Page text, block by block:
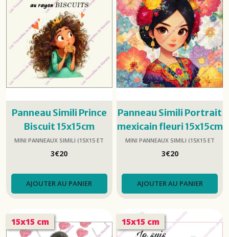
Panneau Simili Prince
Biscuit 15x15cm
MINI PANNEAUX SIMILI (15X15 ET
3€20
AJOUTER AU PANIER
Panneau Simili Portrait
mexicain fleuri 15x15cm
MINI PANNEAUX SIMILI (15X15 ET
3€20
AJOUTER AU PANIER
15x15 cm 15x15 cm